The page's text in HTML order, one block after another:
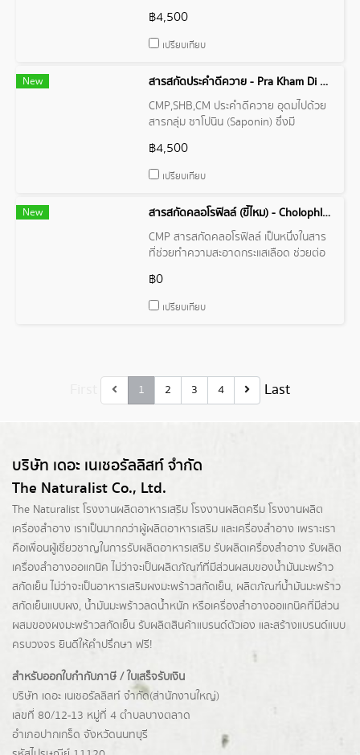
(acacinin B) รวมกันแล้วสูงถึงร้อยละ 20
สารเหล่านี้เป็นแชมพูธรรมชาติที่เป็นกรด
฿4,500
เปรียบเทียบ
New
สารสกัดประคำดีควาย - Pra Kham Di Kwai Extract / Soap Berry
CMP,SHB,CM ประคำดีควาย อุดมไปด้วย
สารกลุ่ม ซาโปนิน (Saponin) ซึ่งมี
ดี มีสรรพคุณในการทำความสะอาดผิว
฿4,500
เปรียบเทียบ
New
สารสกัดคลอโรฟิลล์ (ขี้ไหม) - Cholophly Extract
CMP สารสกัดคลอโรฟิลล์ เป็นหนึ่งในสาร
ที่ช่วยทำความสะอาดกระแสเลือด ช่วยต่อ
สิ่งสกปรก ให้ผิวพรรณดูสดใส
฿0
เปรียบเทียบ
1 2 3 4 Last
บริษัท เดอะ เนเชอรัลลิสท์ จำกัด
The Naturalist Co., Ltd.
The Naturalist โรงงานผลิตอาหารเสริม โรงงานผลิตครีม โรงงานผลิต
เครื่องสำอาง เราเป็นมากกว่าผู้ผลิตอาหารเสริม และเครื่องสำอาง เพราะเรา
คือเพื่อนผู้เชี่ยวชาญในการรับผลิตอาหารเสริม รับผลิตเครื่องสำอาง รับผลิต
เครื่องสำอางออแกนิค ไม่ว่าจะเป็นผลิตภัณฑ์ที่มีส่วนผสมของน้ำมันมะพร้าว
สกัดเย็น ไม่ว่าจะเป็นอาหารเสริมผงมะพร้าวสกัดเย็น, ผลิตภัณฑ์น้ำมันมะพร้าว
สกัดเย็นแบบผง, น้ำมันมะพร้าวลดน้ำหนัก หรือเครื่องสำอางออแกนิคที่มีส่วน
ผสมของผงมะพร้าวสกัดเย็น รับผลิตสินค้าแบรนด์ตัวเอง และสร้างแบรนด์แบบ
ครบวงจร ยินดีให้คำปรึกษา ฟรี!
สำหรับออกใบกำกับภาษี / ใบเสร็จรับเงิน
บริษัท เดอะ เนเชอรัลลิสท์ จำกัด(ส่านักงานใหญ่)
เลขที่ 80/12-13 หมู่ที่ 4 ตำบลบางตลาด
อำเภอปากเกร็ด จังหวัดนนทบุรี